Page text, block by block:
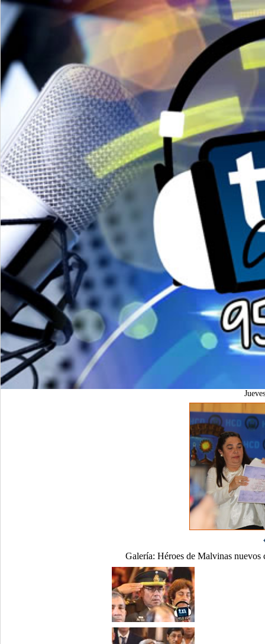
Galería: Héroes de Malvinas